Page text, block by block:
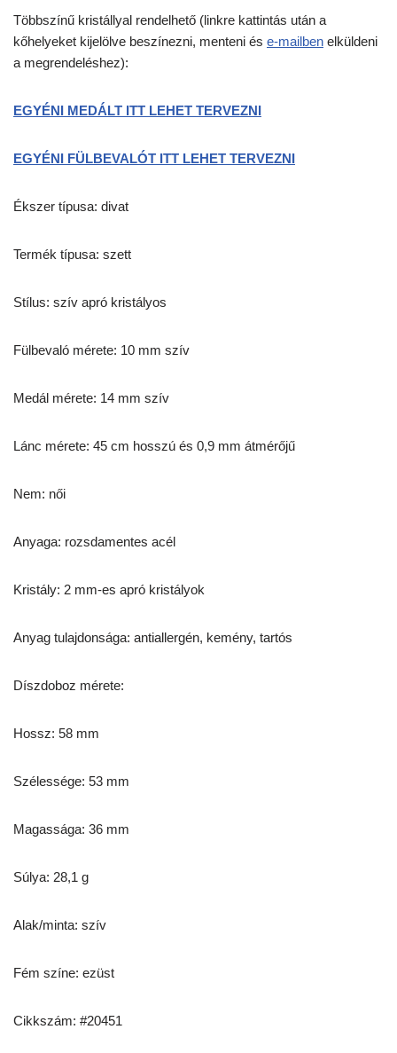
Többszínű kristállyal rendelhető (linkre kattintás után a
kőhelyeket kijelölve beszínezni, menteni és e-mailben elküldeni
a megrendeléshez):
EGYÉNI MEDÁLT ITT LEHET TERVEZNI
EGYÉNI FÜLBEVALÓT ITT LEHET TERVEZNI
Ékszer típusa: divat
Termék típusa: szett
Stílus: szív apró kristályos
Fülbevaló mérete: 10 mm szív
Medál mérete: 14 mm szív
Lánc mérete: 45 cm hosszú és 0,9 mm átmérőjű
Nem: női
Anyaga: rozsdamentes acél
Kristály: 2 mm-es apró kristályok
Anyag tulajdonsága: antiallergén, kemény, tartós
Díszdoboz mérete:
Hossz: 58 mm
Szélessége: 53 mm
Magassága: 36 mm
Súlya: 28,1 g
Alak/minta: szív
Fém színe: ezüst
Cikkszám: #20451